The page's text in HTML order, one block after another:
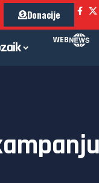
Donacije
WEB